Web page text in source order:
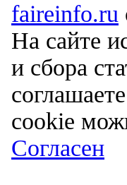
faireinfo.ru
На сайте
и сбора
cookie
Согласен